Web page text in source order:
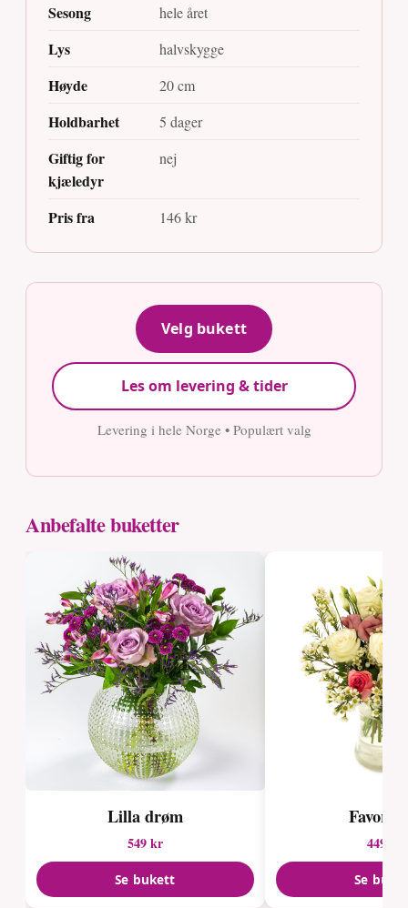
Sesong hele året
Lys halvskygge
Høyde 20 cm
Holdbarhet 5 dager
Giftig for
kjæledyr
nej
Pris fra 146 kr
Velg bukett
Les om levering & tider
Levering i hele Norge • Populært valg
Anbefalte buketter
Lilla drøm
549 kr
Se bukett
449 kr
Se